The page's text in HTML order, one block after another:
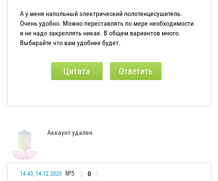
А у меня напольный электрический полотенцесушитель.
Очень удобно. Можно переставлять по мере необходимости
и не надо закреплять никак. В общем вариантов много.
Выбирайте что вам удобнее будет.
Цитата Ответить
Аккаунт удален
14:43, 14.12.2020 №5 0